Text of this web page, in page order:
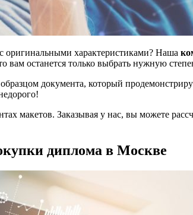
оригинальными характеристиками? Наша
вам останется только выбрать нужную
документа, который
макетов. Заказывая у нас, вы можете
диплома в Москве